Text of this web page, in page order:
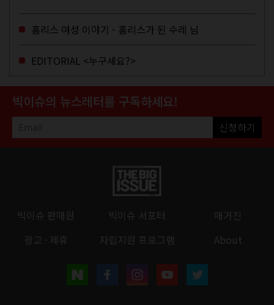
고, 저 오늘이 마지막이에요, 이렇게 인사
를 하고 가셨던...
홈리스 여성 이야기 - 홈리스가 된 수레 님
EDITORIAL <누구세요?>
빅이슈의 뉴스레터를 구독하세요!
신청하기
빅이슈 판매원 빅이슈 서포터
매거진
광고 · 제휴
자립지원 프로그램 About